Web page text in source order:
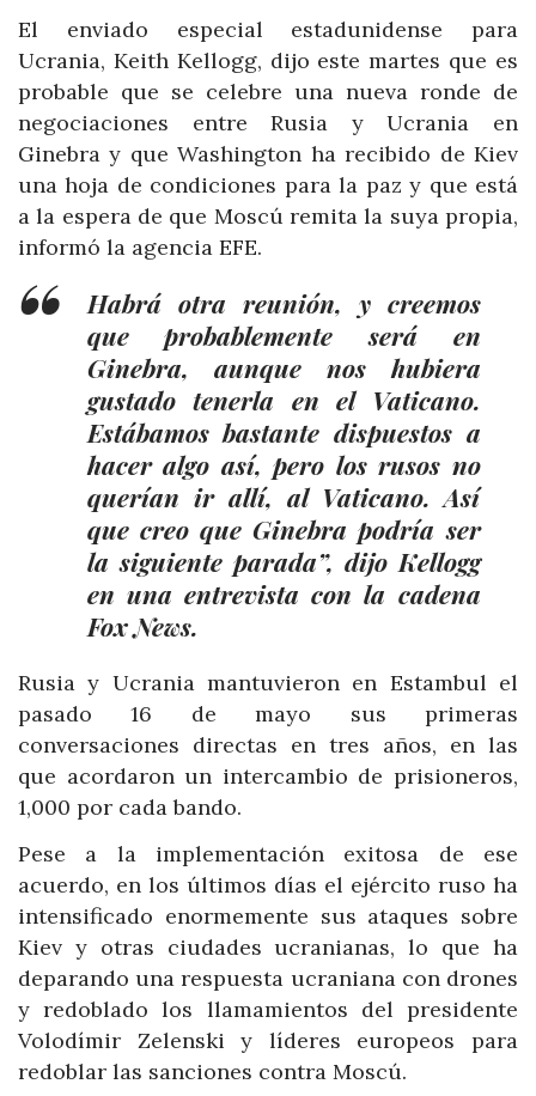
El enviado especial estadunidense para
Ucrania, Keith Kellogg, dijo este martes que es
probable que se celebre una nueva ronde de
negociaciones entre Rusia y Ucrania en
Ginebra y que Washington ha recibido de Kiev
una hoja de condiciones para la paz y que está
a la espera de que Moscú remita la suya propia,
informó la agencia EFE.
Habrá otra reunión, y creemos
que probablemente será en
Ginebra, aunque nos hubiera
gustado tenerla en el Vaticano.
Estábamos bastante dispuestos a
hacer algo así, pero los rusos no
querían ir allí, al Vaticano. Así
que creo que Ginebra podría ser
la siguiente parada”, dijo Kellogg
en una entrevista con la cadena
Fox News.
Rusia y Ucrania mantuvieron en Estambul el
pasado 16 de mayo sus primeras
conversaciones directas en tres años, en las
que acordaron un intercambio de prisioneros,
1,000 por cada bando.
Pese a la implementación exitosa de ese
acuerdo, en los últimos días el ejército ruso ha
intensificado enormemente sus ataques sobre
Kiev y otras ciudades ucranianas, lo que ha
deparando una respuesta ucraniana con drones
y redoblado los llamamientos del presidente
Volodímir Zelenski y líderes europeos para
redoblar las sanciones contra Moscú.